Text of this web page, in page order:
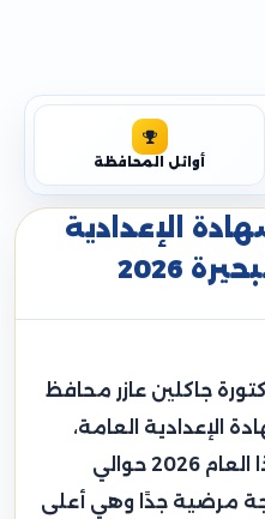
أوائل المحافظة
الإعدادية
2026
جاكلين عازر محافظ
الإعدادية العامة،
وقد جاءت نسبة النجاح لهذا العام 2026 حوالي
مرضية جدًا وهي أعلى